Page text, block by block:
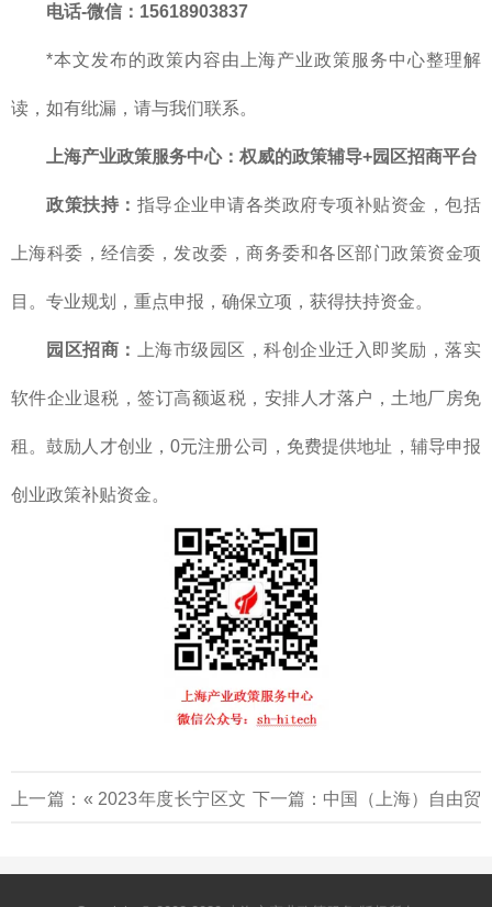
电话-微信：15618903837
*本文发布的政策内容由上海产业政策服务中心整理解
读，如有纰漏，请与我们联系。
上海产业政策服务中心： 权威的政策辅导+园区招商平台
政策扶持： 指导企业申请各类政府专项补贴资金，包括
上海科委，经信委，发改委，商务委和各区部门政策资金项
目。专业规划，重点申报，确保立项，获得扶持资金。
园区招商： 上海市级园区，科创企业迁入即奖励，落实
软件企业退税，签订高额返税，安排人才落户，土地厂房免
租。鼓励人才创业，0元注册公司，免费提供地址，辅导申报
创业政策补贴资金。
上一篇：« 2023年度长宁区文 下一篇： 中国（上海）自由贸